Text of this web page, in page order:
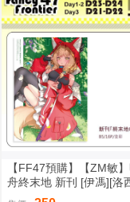
【FF47預購】【ZM敏
舟終末地 新刊 [伊馮][洛